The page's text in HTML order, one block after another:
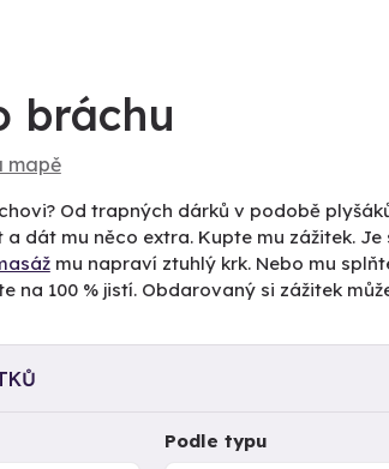
bráchu
mapě
Od trapných dárků v podobě
dát mu něco extra. Kupte mu zážitek. Je
mu napraví ztuhlý krk. Nebo mu
na 100 % jistí. Obdarovaný si zážitek
Podle typu